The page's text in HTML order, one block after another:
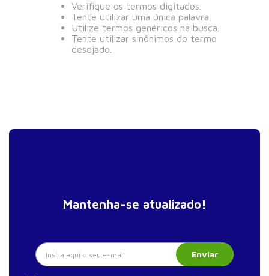
Verifique os termos digitados.
Tente utilizar uma única palavra.
Utilize termos genéricos na busca.
Tente utilizar sinônimos do termo
desejado.
Mantenha-se atualizado!
Enviar